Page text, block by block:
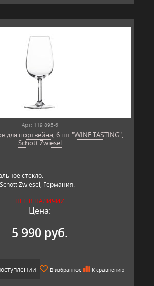
Арт: 119 895-6
для портвейна, 6 шт "WINE TASTING",
Schott Zwiesel
стекло.
Zwiesel, Германия.
НЕТ В НАЛИЧИИ
Цена:
5 990 руб.
В избранное К сравнению